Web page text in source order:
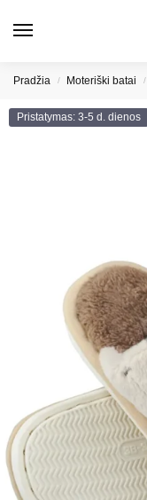
Pradžia / Moteriški batai /
Pristatymas: 3-5 d. dienos